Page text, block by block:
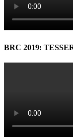
BRC 2019: